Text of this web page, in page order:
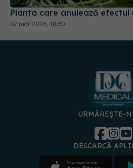
URMĂREȘTE-
DESCARCĂ